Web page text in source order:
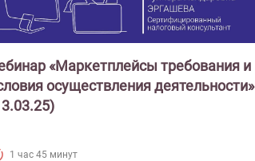
«Маркетплейсы требования и
осуществления деятельности»
1 час 45 минут